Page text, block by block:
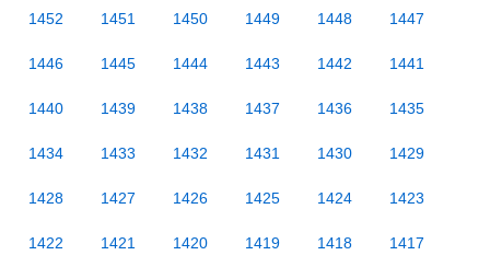
1452 1451 1450 1449 1448 1447
1446 1445 1444 1443 1442 1441
1440 1439 1438 1437 1436 1435
1434 1433 1432 1431 1430 1429
1428 1427 1426 1425 1424 1423
1422 1421 1420 1419 1418 1417